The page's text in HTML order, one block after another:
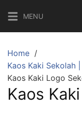
content
MENU
Home
Kaos Kaki Sekolah
Kaos Kaki Logo
Kaos